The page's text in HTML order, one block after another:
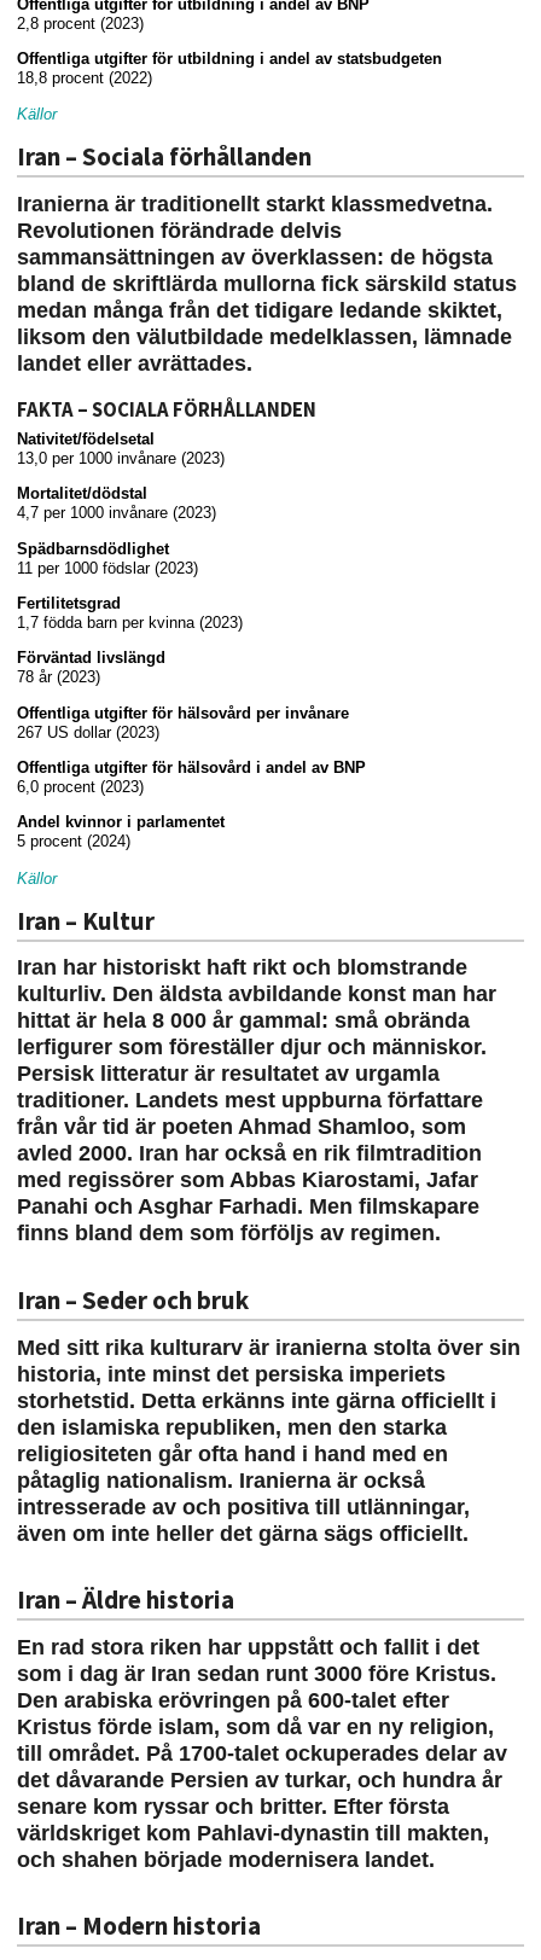
Offentliga utgifter för utbildning i andel av BNP
2,8 procent (2023)
Offentliga utgifter för utbildning i andel av statsbudgeten
18,8 procent (2022)
Källor
Iran – Sociala förhållanden
Iranierna är traditionellt starkt klassmedvetna.
Revolutionen förändrade delvis
sammansättningen av överklassen: de högsta
bland de skriftlärda mullorna fick särskild status
medan många från det tidigare ledande skiktet,
liksom den välutbildade medelklassen, lämnade
landet eller avrättades.
FAKTA – SOCIALA FÖRHÅLLANDEN
Nativitet/födelsetal
13,0 per 1000 invånare (2023)
Mortalitet/dödstal
4,7 per 1000 invånare (2023)
Spädbarnsdödlighet
11 per 1000 födslar (2023)
Fertilitetsgrad
1,7 födda barn per kvinna (2023)
Förväntad livslängd
78 år (2023)
Offentliga utgifter för hälsovård per invånare
267 US dollar (2023)
Offentliga utgifter för hälsovård i andel av BNP
6,0 procent (2023)
Andel kvinnor i parlamentet
5 procent (2024)
Källor
Iran – Kultur
Iran har historiskt haft rikt och blomstrande
kulturliv. Den äldsta avbildande konst man har
hittat är hela 8 000 år gammal: små obrända
lerfigurer som föreställer djur och människor.
Persisk litteratur är resultatet av urgamla
traditioner. Landets mest uppburna författare
från vår tid är poeten Ahmad Shamloo, som
avled 2000. Iran har också en rik filmtradition
med regissörer som Abbas Kiarostami, Jafar
Panahi och Asghar Farhadi. Men filmskapare
finns bland dem som förföljs av regimen.
Iran – Seder och bruk
Med sitt rika kulturarv är iranierna stolta över sin
historia, inte minst det persiska imperiets
storhetstid. Detta erkänns inte gärna officiellt i
den islamiska republiken, men den starka
religiositeten går ofta hand i hand med en
påtaglig nationalism. Iranierna är också
intresserade av och positiva till utlänningar,
även om inte heller det gärna sägs officiellt.
Iran – Äldre historia
En rad stora riken har uppstått och fallit i det
som i dag är Iran sedan runt 3000 före Kristus.
Den arabiska erövringen på 600-talet efter
Kristus förde islam, som då var en ny religion,
till området. På 1700-talet ockuperades delar av
det dåvarande Persien av turkar, och hundra år
senare kom ryssar och britter. Efter första
världskriget kom Pahlavi-dynastin till makten,
och shahen började modernisera landet.
Iran – Modern historia